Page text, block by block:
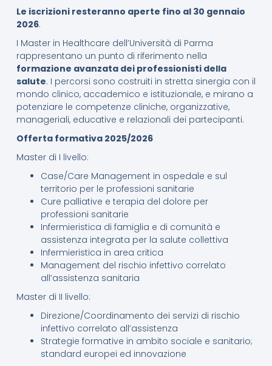
Le iscrizioni resteranno aperte fino al 30 gennaio
2026.
I Master in Healthcare dell’Università di Parma
rappresentano un punto di riferimento nella
formazione avanzata dei professionisti della
salute. I percorsi sono costruiti in stretta sinergia con il
mondo clinico, accademico e istituzionale, e mirano a
potenziare le competenze cliniche, organizzative,
manageriali, educative e relazionali dei partecipanti.
Offerta formativa 2025/2026
Master di I livello:
Case/Care Management in ospedale e sul
territorio per le professioni sanitarie
Cure palliative e terapia del dolore per
professioni sanitarie
Infermieristica di famiglia e di comunità e
assistenza integrata per la salute collettiva
Infermieristica in area critica
Management del rischio infettivo correlato
all’assistenza sanitaria
Master di II livello:
Direzione/Coordinamento dei servizi di rischio
infettivo correlato all’assistenza
Strategie formative in ambito sociale e sanitario;
standard europei ed innovazione